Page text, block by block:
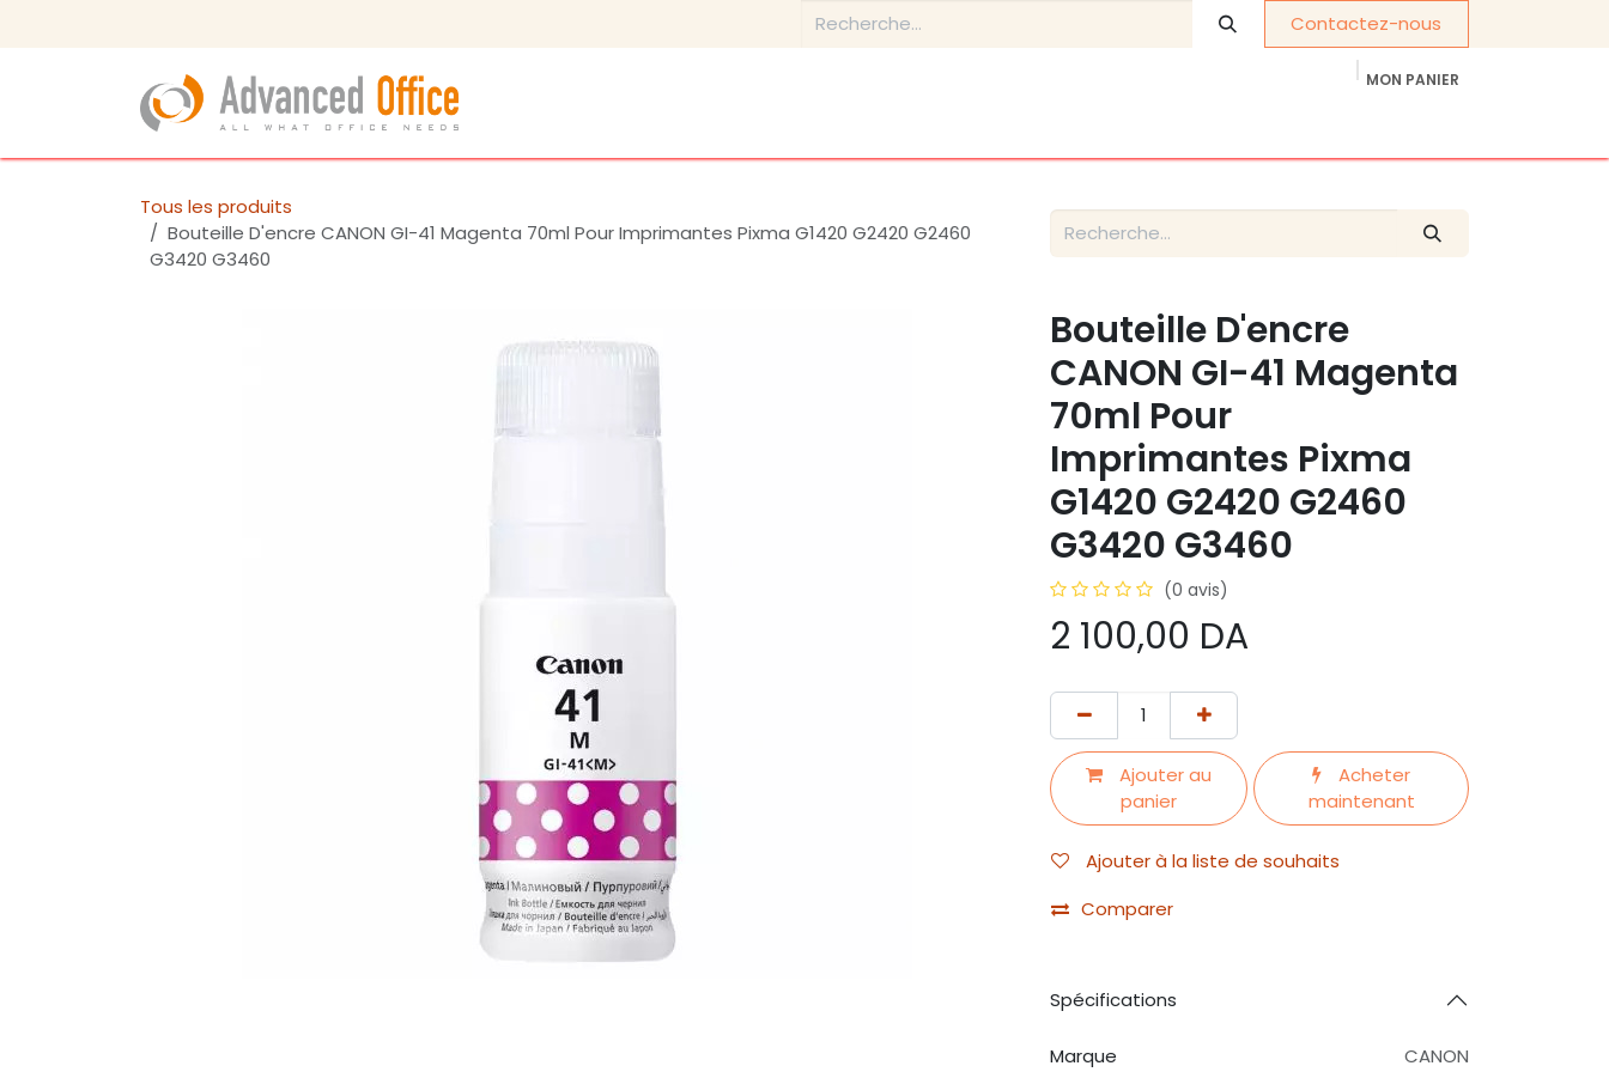
Contactez-nous
MON PANIER
Tous les produits
Bouteille D'encre CANON GI-41 Magenta 70ml Pour Imprimantes Pixma G1420 G2420 G2460
G3420 G3460
Bouteille D'encre
CANON GI-41 Magenta
70ml Pour
Imprimantes Pixma
G1420 G2420 G2460
G3420 G3460
(0 avis)
2 100,00 DA
Ajouter au
panier
Acheter
maintenant
Ajouter à la liste de souhaits
Comparer
Spécifications
Marque CANON